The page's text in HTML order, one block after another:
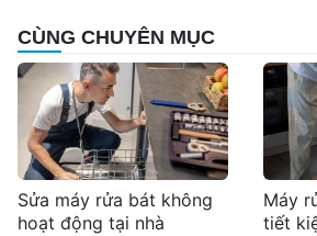
CÙNG CHUYÊN MỤC
Sửa máy rửa bát không
hoạt động tại nhà
Máy
tiết